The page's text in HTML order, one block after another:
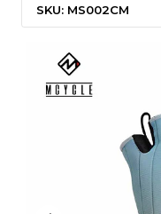
SKU: MS002CM